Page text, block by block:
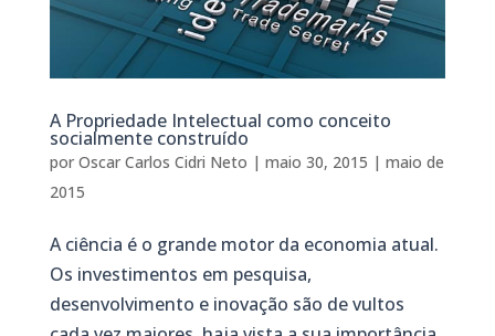
A Propriedade Intelectual como conceito
socialmente construído
por Oscar Carlos Cidri Neto | maio 30, 2015 | maio de
2015
A ciência é o grande motor da economia atual.
Os investimentos em pesquisa,
desenvolvimento e inovação são de vultos